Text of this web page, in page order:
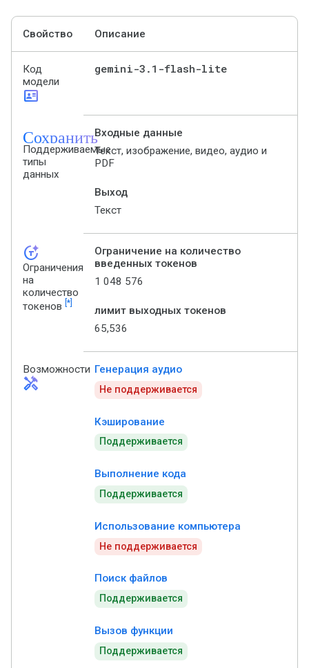
Свойство Описание
Код
модели
id_card
gemini-3 . 1-flash-lite
Сохранить
Поддерживаемые
типы
данных
Входные данные
Текст, изображение, видео, аудио и
PDF
Выход
Текст
token_auto
Ограничения
на
количество
токенов [*]
Ограничение на количество
введенных токенов
1 048 576
лимит выходных токенов
65,536
Возможности
handyman
Генерация аудио
Не поддерживается
Кэширование
Поддерживается
Выполнение кода
Поддерживается
Использование компьютера
Не поддерживается
Поиск файлов
Поддерживается
Вызов функции
Поддерживается